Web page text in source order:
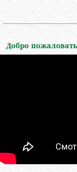
Добро